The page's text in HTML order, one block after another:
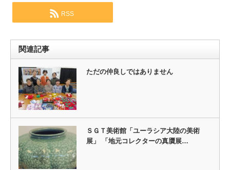
RSS
関連記事
ただの仲良しではありません
ＳＧＴ美術館「ユーラシア大陸の美術
展」 「地元コレクターの真贋展…